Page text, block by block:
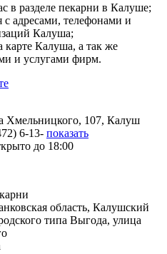
в разделе пекарни в Калуше;
адресами, телефонами и
Калуша;
карте Калуша, а так же
и услугами фирм.
Хмельницкого, 107, Калуш
6-13- показать
до 18:00
область, Калушский
типа Выгода, улица